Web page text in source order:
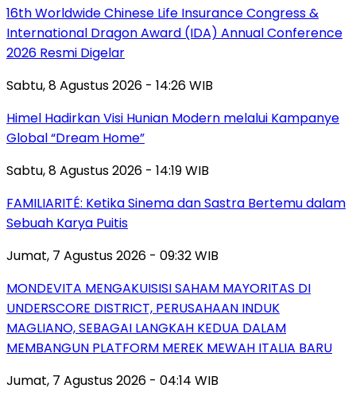
16th Worldwide Chinese Life Insurance Congress &
International Dragon Award (IDA) Annual Conference
2026 Resmi Digelar
Sabtu, 8 Agustus 2026 - 14:26 WIB
Himel Hadirkan Visi Hunian Modern melalui Kampanye
Global “Dream Home”
Sabtu, 8 Agustus 2026 - 14:19 WIB
FAMILIARITÉ: Ketika Sinema dan Sastra Bertemu dalam
Sebuah Karya Puitis
Jumat, 7 Agustus 2026 - 09:32 WIB
MONDEVITA MENGAKUISISI SAHAM MAYORITAS DI
UNDERSCORE DISTRICT, PERUSAHAAN INDUK
MAGLIANO, SEBAGAI LANGKAH KEDUA DALAM
MEMBANGUN PLATFORM MEREK MEWAH ITALIA BARU
Jumat, 7 Agustus 2026 - 04:14 WIB